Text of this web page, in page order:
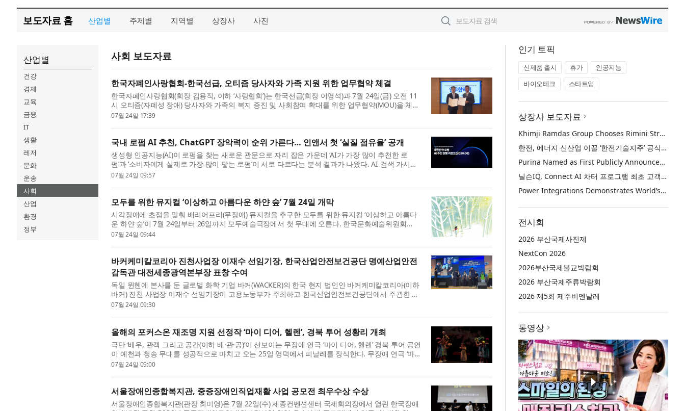
보도자료 홈 산업별 주제별 지역별 상장사 사진
산업별
건강
경제
교육
금융
IT
생활
레저
문화
운송
사회
산업
환경
정부
사회 보도자료
한국자폐인사랑협회-한국선급, 오티즘 당사자와 가족 지원 위한 업무협약 체결
한국자폐인사랑협회(회장 김용직, 이하 ‘사랑협회’)는 한국선급(회장 이영석)과 7월 24일(금) 오전 11
시 오티즘(자폐성 장애) 당사자와 가족의 복지 증진 및 사회참여 확대를 위한 업무협약(MOU)을 체결
했다고 밝혔다. 이번 협약은 양 기관의 전문성과 자원을 바탕으...
07월 24일 17:39
국내 로펌 AI 추천, ChatGPT 장악력이 순위 가른다… 인앤서 첫 ‘실질 점유율’ 공개
생성형 인공지능(AI)이 로펌을 찾는 새로운 관문으로 자리 잡은 가운데 ‘AI가 가장 많이 추천한 로
펌’과 ‘소비자에게 실제로 가장 많이 닿는 로펌’이 서로 다르다는 분석 결과가 나왔다. AI 검색 가시성
(AI Visibility) 분석 전문기업 인앤서(InAnswer)는 이 같은 내...
07월 24일 09:57
모두를 위한 뮤지컬 ‘이상하고 아름다운 하얀 숲’ 7월 24일 개막
시각장애에 초점을 맞춰 배리어프리(무장애) 뮤지컬을 추구한 모두를 위한 뮤지컬 ‘이상하고 아름다
운 하얀 숲’이 7월 24일부터 26일까지 모두예술극장에서 첫 무대에 오른다. 한국문화예술위원회
‘2026 어린이·청소년을 위한 예술지원사업’ 선정작인 이번 작품은 20...
07월 24일 09:44
바커케미칼코리아 진천사업장 이재수 선임기장, 한국산업안전보건공단 명예산업안전
감독관 대전세종광역본부장 표창 수여
독일 뮌헨에 본사를 둔 글로벌 화학 기업 바커(WACKER)의 한국 현지 법인인 바커케미칼코리아(이하
바커) 진천 사업장 이재수 선임기장이 고용노동부가 주최하고 한국산업안전보건공단에서 주관한 지
역보건대회(이하 대회)에서 명예산업안전감독관 대전세종광역본부...
07월 24일 09:30
올해의 포커스온 재조명 지원 선정작 ‘마이 디어, 헬렌’, 경북 투어 성황리 개최
극단 ‘배우, 관객 그리고 공간(이하 배·관·공)’이 선보이는 무장애 연극 ‘마이 디어, 헬렌’ 경북 투어 공연
이 예천과 청송 무대를 성공적으로 마치고 오는 25일 영덕에서 피날레를 장식한다. 무장애 연극 ‘마
이 디어, 헬렌’은 2026년 부산문화재단 ‘올해의 포커스온 ...
07월 24일 09:00
서울장애인종합복지관, 중증장애인직업재활 사업 공모전 최우수상 수상
서울장애인종합복지관(관장 최미영)은 7월 22일(수) 세종컨벤션센터 국제회의장에서 열린 한국장애
인기 토픽
신제품 출시 휴가
인공지능
바이오테크
스타트업
상장사 보도자료
Khimji Ramdas Group Chooses Rimini Street to Reduce SAP Support Costs, Protect 700+ Customizations and Reinvest Savings in Innovation
한전, 에너지 신산업 이끌 ‘한전기술지주’ 공식 출범
Purina Named as First Publicly Announced NIQ ConnectAI Charter Client
닐슨IQ, Connect AI 차터 프로그램 최초 고객사 ‘퓨리나’ 선정
Power Integrations Demonstrates World’s First 2200 V GaN Technology for Next-Era High-Voltage Power Systems
전시회
2026 부산국제사진제
NextCon 2026
2026부산국제불교박람회
2026 부산국제주류박람회
2026 제5회 제주비엔날레
동영상